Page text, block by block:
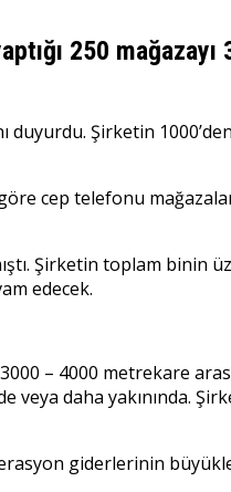
250 mağazayı
duyurdu. Şirketin
cep telefonu
Şirketin toplam binin
edecek.
– 4000 metrekare
daha yakınında.
giderlerinin